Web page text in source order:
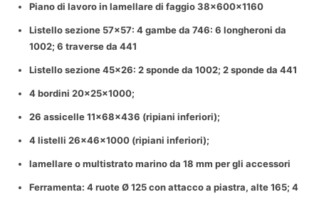
Piano di lavoro in lamellare di faggio 38x600x1160
Listello sezione 57×57: 4 gambe da 746: 6 longheroni da
1002; 6 traverse da 441
Listello sezione 45×26: 2 sponde da 1002; 2 sponde da 441
4 bordini 20x25x1000;
26 assicelle 11x68x436 (ripiani inferiori);
4 listelli 26x46x1000 (ripiani inferiori);
lamellare o multistrato marino da 18 mm per gli accessori
Ferramenta: 4 ruote Ø 125 con attacco a piastra, alte 165; 4